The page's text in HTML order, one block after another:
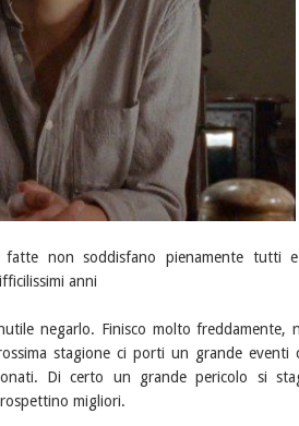
fatte non soddisfano pienamente tutti
anni
negarlo. Finisco molto freddamente,
stagione ci porti un grande eventi
Di certo un grande pericolo si
migliori.